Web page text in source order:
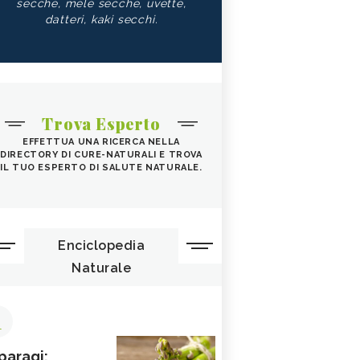
secche, mele secche, uvette,
datteri, kaki secchi.
Trova Esperto
EFFETTUA UNA RICERCA NELLA
DIRECTORY DI CURE-NATURALI E TROVA
IL TUO ESPERTO DI SALUTE NATURALE.
Enciclopedia
Naturale